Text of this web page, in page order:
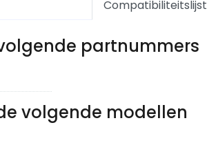
Compatibiliteitslijst
partnummers
volgende modellen